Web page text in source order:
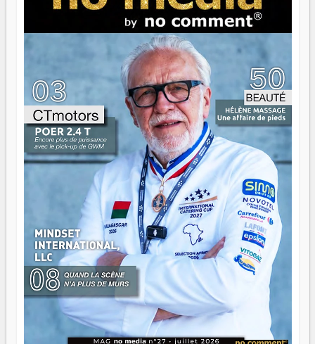
brûle fort — et parfois, ça brûle vite. Une flamme sans
direction peut éclairer autant qu'elle peut consumer. C'est
là que les aînés entrent en scène — pas pour reprendre le
gouvernail, mais pour montrer où sont les récifs. Les jeunes
ont la force, les vieux ont l'expérience, comme on dit. Ce
n'est pas un combat de générations — c'est une question
d'équipage. Partagez vos réussites, mais aussi vos échecs.
Surtout vos échecs, d'ailleurs — ils enseignent mieux que
n'importe quel manuel. À Madagascar, la barque avance.
Il faut juste s'assurer que tout le monde rame dans le
même sens.